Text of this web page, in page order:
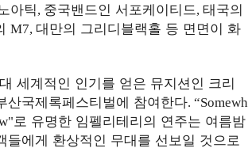
노아틱, 중국밴드인 서포케이티드, 태국의
M7, 대만의 그리디블랙홀 등 면면이 화
세계적인 인기를 얻은 뮤지션인 크리
산국제록페스티벌에 참여한다. “Somewh
로 유명한 임펠리테리의 연주는 여름밤
들에게 환상적인 무대를 선보일 것으로